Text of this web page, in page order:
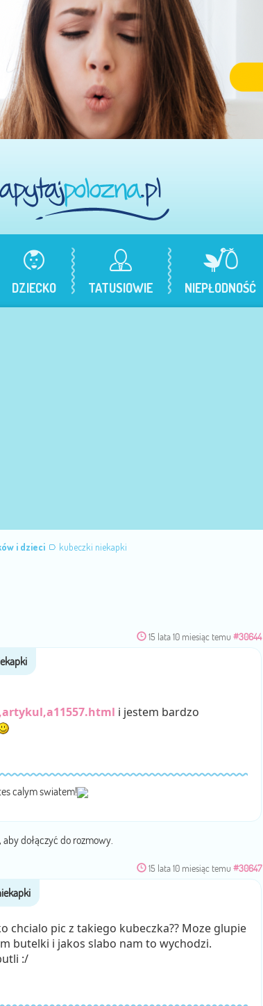
DZIECKO TATUSIOWIE NIEPŁODNOŚĆ
i dzieci kubeczki niekapki
15 lata 10 miesiąc temu #30644
i jestem bardzo
calym swiatem!
aby dołączyć do rozmowy.
15 lata 10 miesiąc temu #30647
chcialo pic z takiego kubeczka?? Moze glupie
butelki i jakos slabo nam to wychodzi.
:/